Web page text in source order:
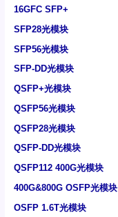
16GFC SFP+
SFP28光模块
SFP56光模块
SFP-DD光模块
QSFP+光模块
QSFP56光模块
QSFP28光模块
QSFP-DD光模块
QSFP112 400G光模块
400G&800G OSFP光模块
OSFP 1.6T光模块